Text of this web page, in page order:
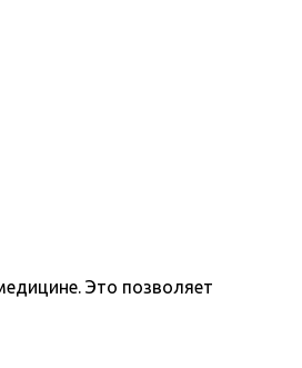
Это позволяет